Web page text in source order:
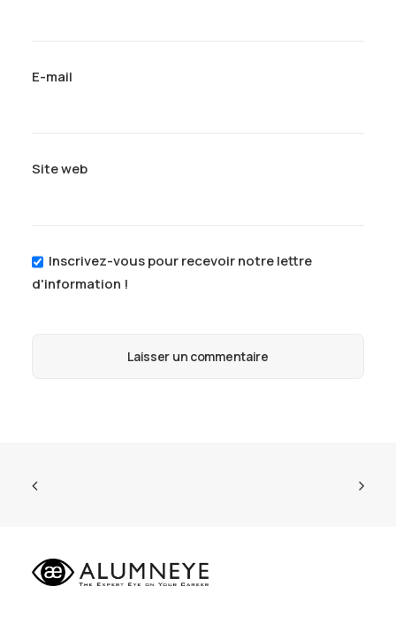
E-mail
Site web
Inscrivez-vous pour recevoir notre lettre
d'information !